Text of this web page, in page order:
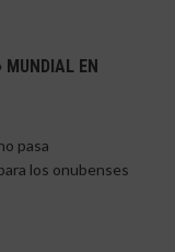
EN
pasa
los onubenses